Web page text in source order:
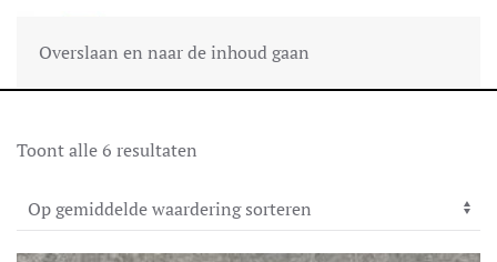
Overslaan en naar de inhoud gaan
Toont alle 6 resultaten
gemiddelde
waardering